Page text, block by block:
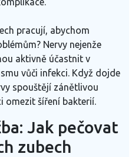
pracují, abychom
Nervy nejenže
aktivně účastnit v
vůči infekci. Když dojde
spouštějí zánětlivou
omezit šíření bakterií.
Jak pečovat
zubech